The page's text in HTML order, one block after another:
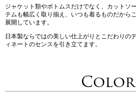
ジャケット類やボトムスだけでなく、カットソ
テムも幅広く取り揃え、いつも着るものだから
展開しています。
日本製ならではの美しい仕上がりとこだわりの
ィネートのセンスを引き立てます。